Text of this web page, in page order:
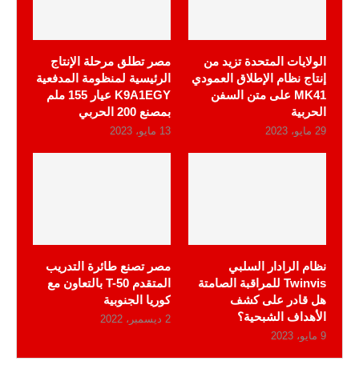
الولايات المتحدة تزيد من
إنتاج نظام الإطلاق العمودي
MK41 على متن السفن
الحربية
29 مايو، 2023
مصر تطلق مرحلة الإنتاج
الرئيسية لمنظومة المدفعية
K9A1EGY عيار 155 ملم
بمصنع 200 الحربي
13 مايو، 2023
نظام الرادار السلبي
Twinvis للمراقبة الصامتة
هل قادر على كشف
الأهداف الشبحية؟
9 مايو، 2023
مصر تصنع طائرة التدريب
المتقدم T-50 بالتعاون مع
كوريا الجنوبية
2 ديسمبر، 2022